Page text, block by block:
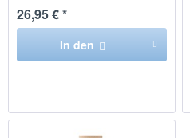
26,95 € *
In den